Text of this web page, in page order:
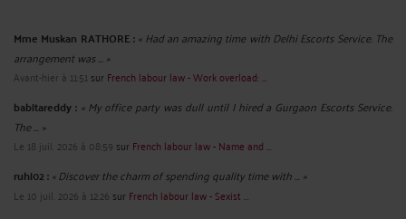
Mme Muskan RATHORE :« Had an amazing time with Delhi Escorts Service. The
arrangement was ... »
Avant-hier à 11:51 sur French labour law - Work overload: ...
babitareddy : « My office party was dull until I hired a Gurgaon Escorts Service.
The ... »
Le 18 juil. 2026 à 08:59 sur French labour law - Name and ...
ruhi02 :« Discover the charm of spending quality time with ... »
Le 10 juil. 2026 à 12:26 sur French labour law - Sexist ...